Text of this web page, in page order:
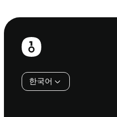
보
한국어